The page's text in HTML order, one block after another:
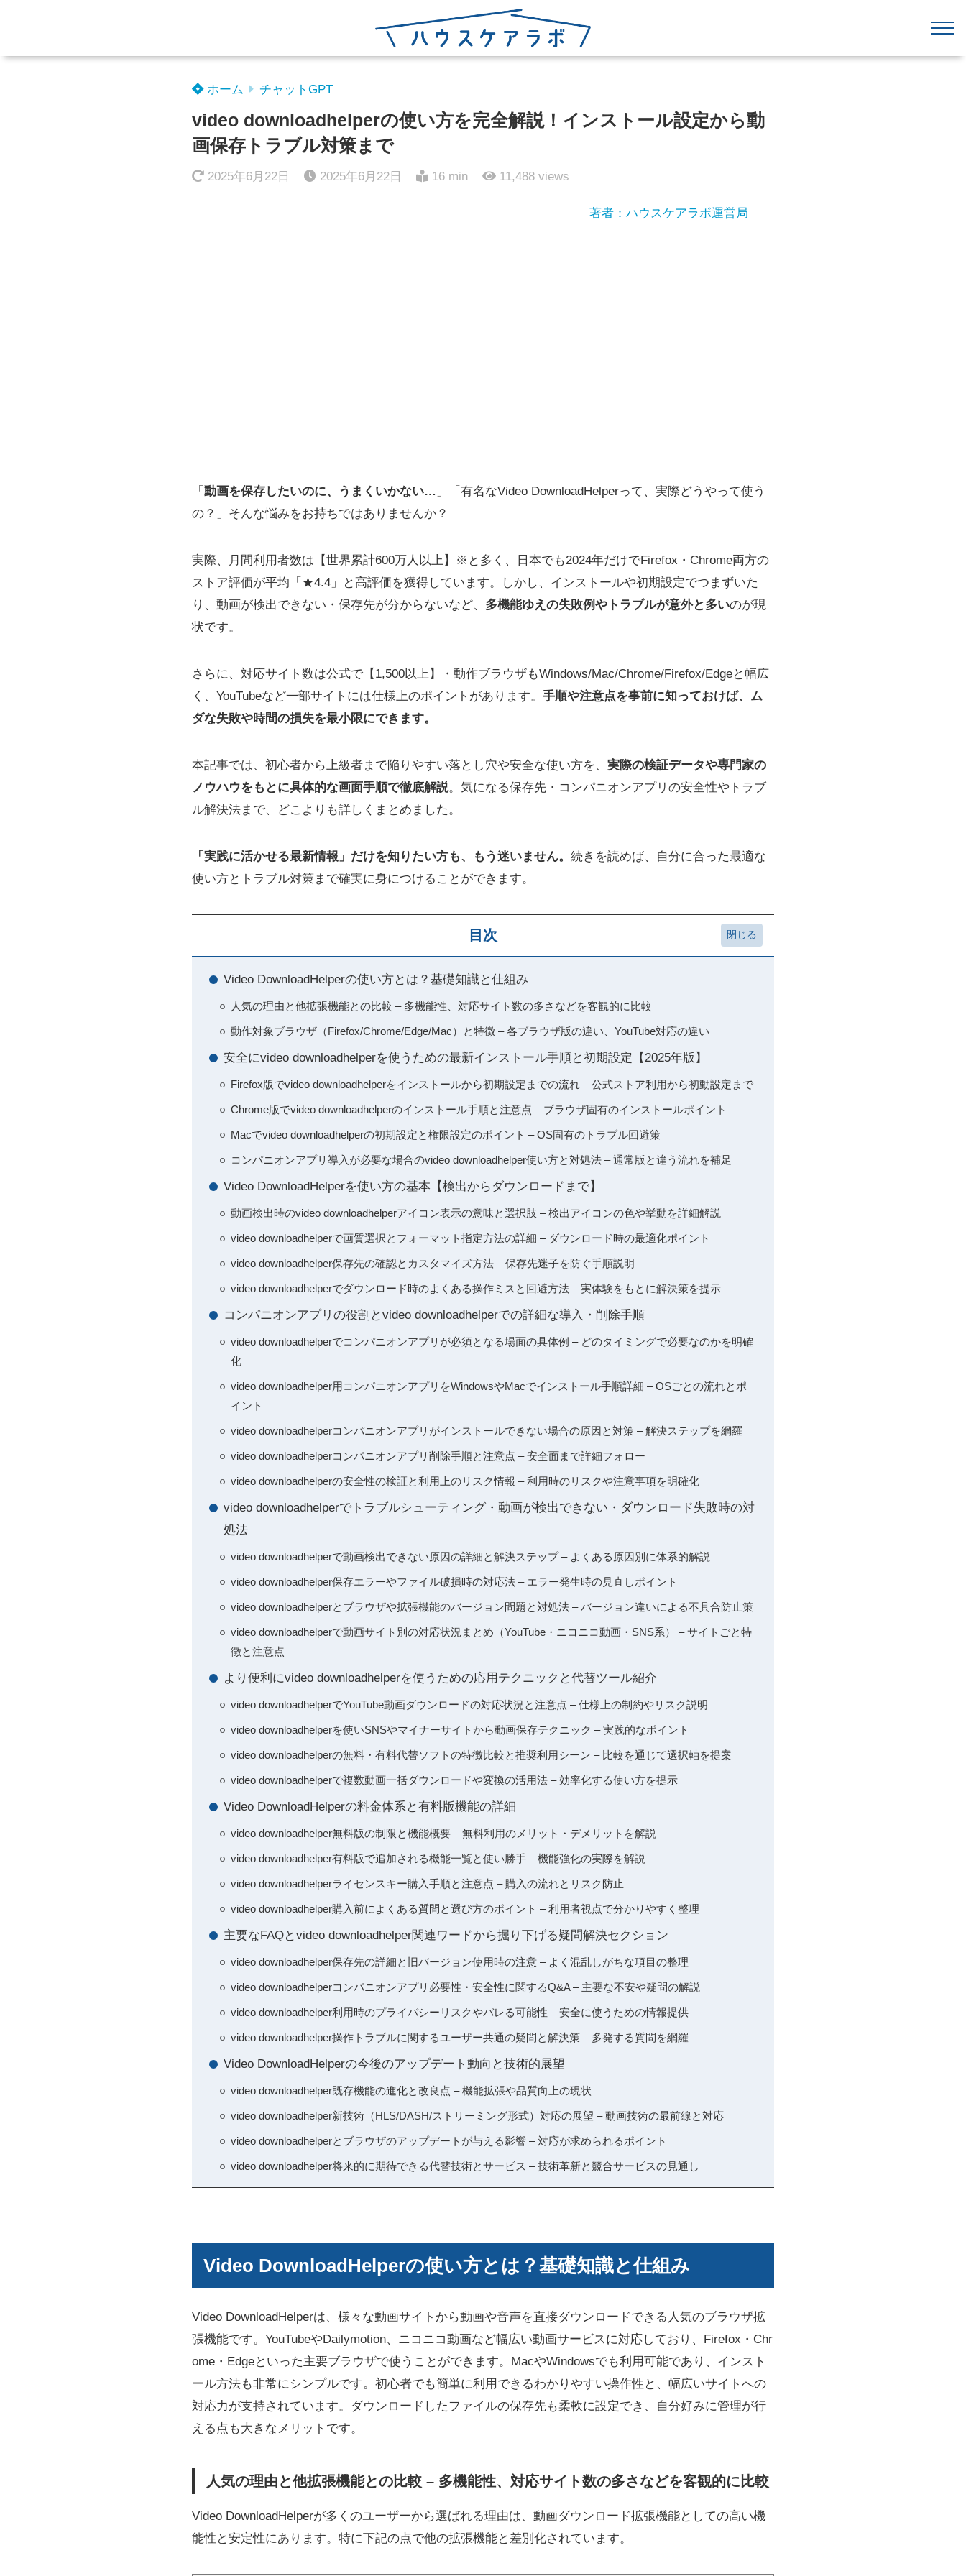
ホーム チャットGPT
video downloadhelperの使い方を完全解説！インストール設定から動
画保存トラブル対策まで
2025年6月22日 2025年6月22日 16 min 11,488 views
著者：ハウスケアラボ運営局
「 動画を保存したいのに、うまくいかない… 」「有名なVideo DownloadHelperって、実際どうやって使う
の？」そんな悩みをお持ちではありませんか？
実際、月間利用者数は【世界累計600万人以上】※と多く、日本でも2024年だけでFirefox・Chrome両方の
ストア評価が平均「★4.4」と高評価を獲得しています。しかし、インストールや初期設定でつまずいた
り、動画が検出できない・保存先が分からないなど、 多機能ゆえの失敗例やトラブルが意外と多いのが現
状です。
さらに、対応サイト数は公式で【1,500以上】・動作ブラウザもWindows/Mac/Chrome/Firefox/Edgeと幅広
く、YouTubeなど一部サイトには仕様上のポイントがあります。 手順や注意点を事前に知っておけば、ム
ダな失敗や時間の損失を最小限にできます。
本記事では、初心者から上級者まで陥りやすい落とし穴や安全な使い方を、 実際の検証データや専門家の
ノウハウをもとに具体的な画面手順で徹底解説。気になる保存先・コンパニオンアプリの安全性やトラブ
ル解決法まで、どこよりも詳しくまとめました。
「実践に活かせる最新情報」だけを知りたい方も、もう迷いません。 続きを読めば、自分に合った最適な
使い方とトラブル対策まで確実に身につけることができます。
目次
Video DownloadHelperの使い方とは？基礎知識と仕組み
人気の理由と他拡張機能との比較 – 多機能性、対応サイト数の多さなどを客観的に比較
動作対象ブラウザ（Firefox/Chrome/Edge/Mac）と特徴 – 各ブラウザ版の違い、YouTube対応の違い
安全にvideo downloadhelperを使うための最新インストール手順と初期設定【2025年版】
Firefox版でvideo downloadhelperをインストールから初期設定までの流れ – 公式ストア利用から初動設定まで
Chrome版でvideo downloadhelperのインストール手順と注意点 – ブラウザ固有のインストールポイント
Macでvideo downloadhelperの初期設定と権限設定のポイント – OS固有のトラブル回避策
コンパニオンアプリ導入が必要な場合のvideo downloadhelper使い方と対処法 – 通常版と違う流れを補足
Video DownloadHelperを使い方の基本【検出からダウンロードまで】
動画検出時のvideo downloadhelperアイコン表示の意味と選択肢 – 検出アイコンの色や挙動を詳細解説
video downloadhelperで画質選択とフォーマット指定方法の詳細 – ダウンロード時の最適化ポイント
video downloadhelper保存先の確認とカスタマイズ方法 – 保存先迷子を防ぐ手順説明
video downloadhelperでダウンロード時のよくある操作ミスと回避方法 – 実体験をもとに解決策を提示
コンパニオンアプリの役割とvideo downloadhelperでの詳細な導入・削除手順
video downloadhelperでコンパニオンアプリが必須となる場面の具体例 – どのタイミングで必要なのかを明確
化
video downloadhelper用コンパニオンアプリをWindowsやMacでインストール手順詳細 – OSごとの流れとポ
イント
video downloadhelperコンパニオンアプリがインストールできない場合の原因と対策 – 解決ステップを網羅
video downloadhelperコンパニオンアプリ削除手順と注意点 – 安全面まで詳細フォロー
video downloadhelperの安全性の検証と利用上のリスク情報 – 利用時のリスクや注意事項を明確化
video downloadhelperでトラブルシューティング・動画が検出できない・ダウンロード失敗時の対
処法
video downloadhelperで動画検出できない原因の詳細と解決ステップ – よくある原因別に体系的解説
video downloadhelper保存エラーやファイル破損時の対応法 – エラー発生時の見直しポイント
video downloadhelperとブラウザや拡張機能のバージョン問題と対処法 – バージョン違いによる不具合防止策
video downloadhelperで動画サイト別の対応状況まとめ（YouTube・ニコニコ動画・SNS系） – サイトごと特
徴と注意点
より便利にvideo downloadhelperを使うための応用テクニックと代替ツール紹介
video downloadhelperでYouTube動画ダウンロードの対応状況と注意点 – 仕様上の制約やリスク説明
video downloadhelperを使いSNSやマイナーサイトから動画保存テクニック – 実践的なポイント
video downloadhelperの無料・有料代替ソフトの特徴比較と推奨利用シーン – 比較を通じて選択軸を提案
video downloadhelperで複数動画一括ダウンロードや変換の活用法 – 効率化する使い方を提示
Video DownloadHelperの料金体系と有料版機能の詳細
video downloadhelper無料版の制限と機能概要 – 無料利用のメリット・デメリットを解説
video downloadhelper有料版で追加される機能一覧と使い勝手 – 機能強化の実際を解説
video downloadhelperライセンスキー購入手順と注意点 – 購入の流れとリスク防止
video downloadhelper購入前によくある質問と選び方のポイント – 利用者視点で分かりやすく整理
主要なFAQとvideo downloadhelper関連ワードから掘り下げる疑問解決セクション
video downloadhelper保存先の詳細と旧バージョン使用時の注意 – よく混乱しがちな項目の整理
video downloadhelperコンパニオンアプリ必要性・安全性に関するQ&A – 主要な不安や疑問の解説
video downloadhelper利用時のプライバシーリスクやバレる可能性 – 安全に使うための情報提供
video downloadhelper操作トラブルに関するユーザー共通の疑問と解決策 – 多発する質問を網羅
Video DownloadHelperの今後のアップデート動向と技術的展望
video downloadhelper既存機能の進化と改良点 – 機能拡張や品質向上の現状
video downloadhelper新技術（HLS/DASH/ストリーミング形式）対応の展望 – 動画技術の最前線と対応
video downloadhelperとブラウザのアップデートが与える影響 – 対応が求められるポイント
video downloadhelper将来的に期待できる代替技術とサービス – 技術革新と競合サービスの見通し
Video DownloadHelperの使い方とは？基礎知識と仕組み
Video DownloadHelperは、様々な動画サイトから動画や音声を直接ダウンロードできる人気のブラウザ拡
張機能です。YouTubeやDailymotion、ニコニコ動画など幅広い動画サービスに対応しており、Firefox・Chr
ome・Edgeといった主要ブラウザで使うことができます。MacやWindowsでも利用可能であり、インスト
ール方法も非常にシンプルです。初心者でも簡単に利用できるわかりやすい操作性と、幅広いサイトへの
対応力が支持されています。ダウンロードしたファイルの保存先も柔軟に設定でき、自分好みに管理が行
える点も大きなメリットです。
人気の理由と他拡張機能との比較 – 多機能性、対応サイト数の多さなどを客観的に比較
Video DownloadHelperが多くのユーザーから選ばれる理由は、動画ダウンロード拡張機能としての高い機
能性と安定性にあります。特に下記の点で他の拡張機能と差別化されています。